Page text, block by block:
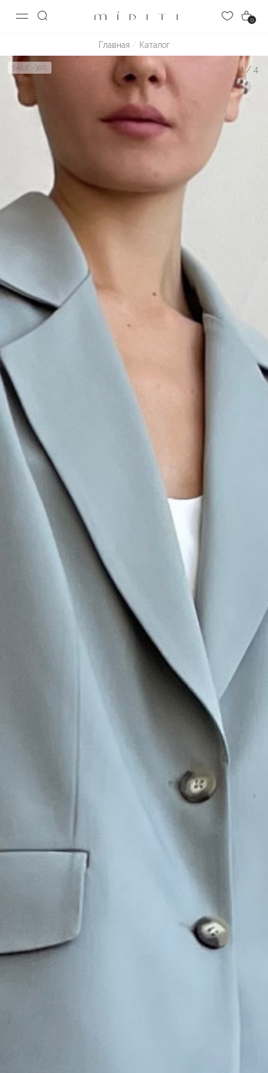
0
Главная Каталог
SALE -30% 1 / 4
Зарегистрируйся прямо сейчас и получи
промокод на скидку 10%